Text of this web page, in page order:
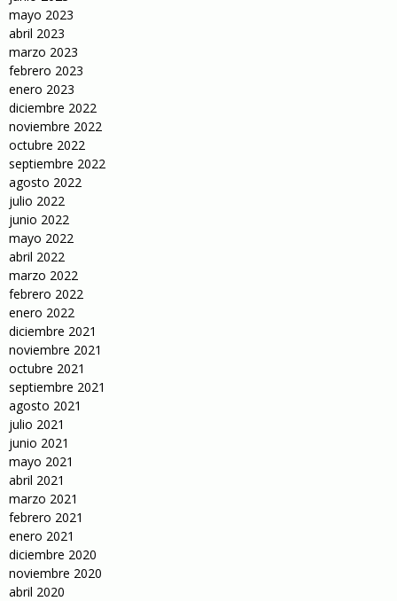
mayo 2023
abril 2023
marzo 2023
febrero 2023
enero 2023
diciembre 2022
noviembre 2022
octubre 2022
septiembre 2022
agosto 2022
julio 2022
junio 2022
mayo 2022
abril 2022
marzo 2022
febrero 2022
enero 2022
diciembre 2021
noviembre 2021
octubre 2021
septiembre 2021
agosto 2021
julio 2021
junio 2021
mayo 2021
abril 2021
marzo 2021
febrero 2021
enero 2021
diciembre 2020
noviembre 2020
abril 2020